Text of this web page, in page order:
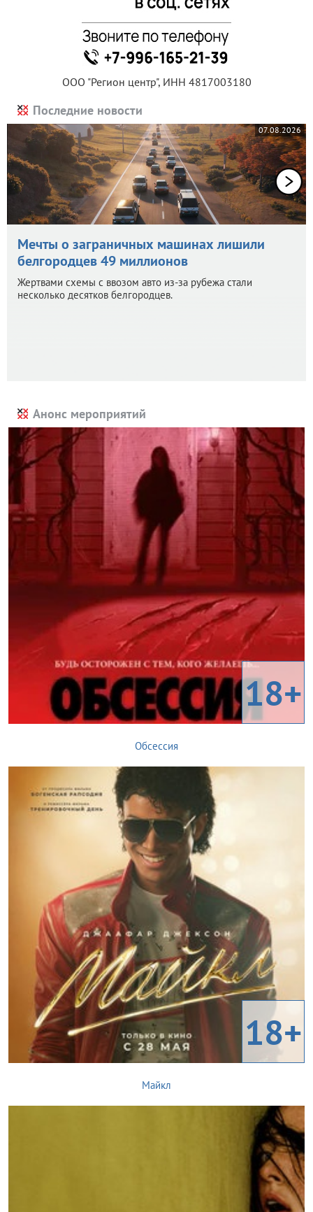
ООО "Регион центр", ИНН 4817003180
Последние новости
07.08.2026
Мечты о заграничных машинах лишили
белгородцев 49 миллионов
Жертвами схемы с ввозом авто из-за рубежа стали
несколько десятков белгородцев.
Анонс мероприятий
18+
Обсессия
18+
Майкл